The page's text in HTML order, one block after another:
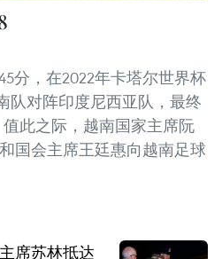
分，在2022年卡塔尔世界杯
队对阵印度尼西亚队，最终
此之际，越南国家主席阮
国会主席王廷惠向越南足球
席苏林抵达